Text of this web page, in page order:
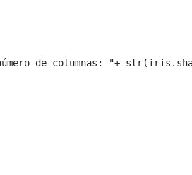
de columnas: "+ str(iris .